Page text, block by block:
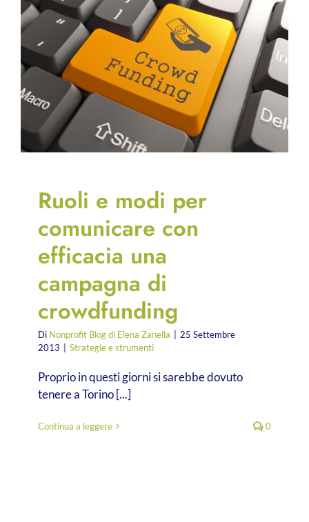
Ruoli e modi per
comunicare con
efficacia una
campagna di
crowdfunding
Di Nonprofit Blog di Elena Zanella
25 Settembre
2013
Strategie e strumenti
Proprio in questi giorni si sarebbe dovuto
tenere a Torino [...]
Continua a leggere 0